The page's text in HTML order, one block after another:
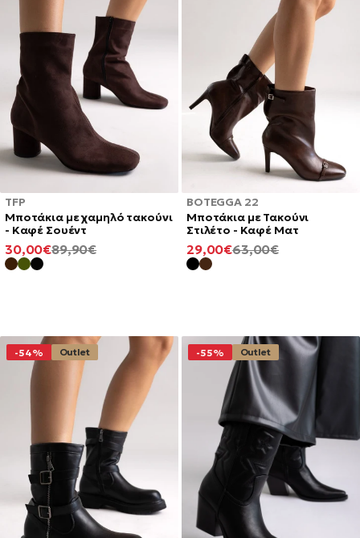
TFP
Mποτάκια με χαμηλό τακούνι
- Καφέ Σουέντ
ΚΑΝΟΝΙΚΉ
89,90€
ΕΛΆΧΙΣΤΗ
ΤΙΜΉ
30,00€
BOTEGGA 22
Μποτάκια με Τακούνι
Στιλέτο - Καφέ Ματ
ΚΑΝΟΝΙΚΉ
63,00€
ΕΛΆΧΙΣΤΗ
ΤΙΜΉ
29,00€
-54% Outlet -55% Outlet